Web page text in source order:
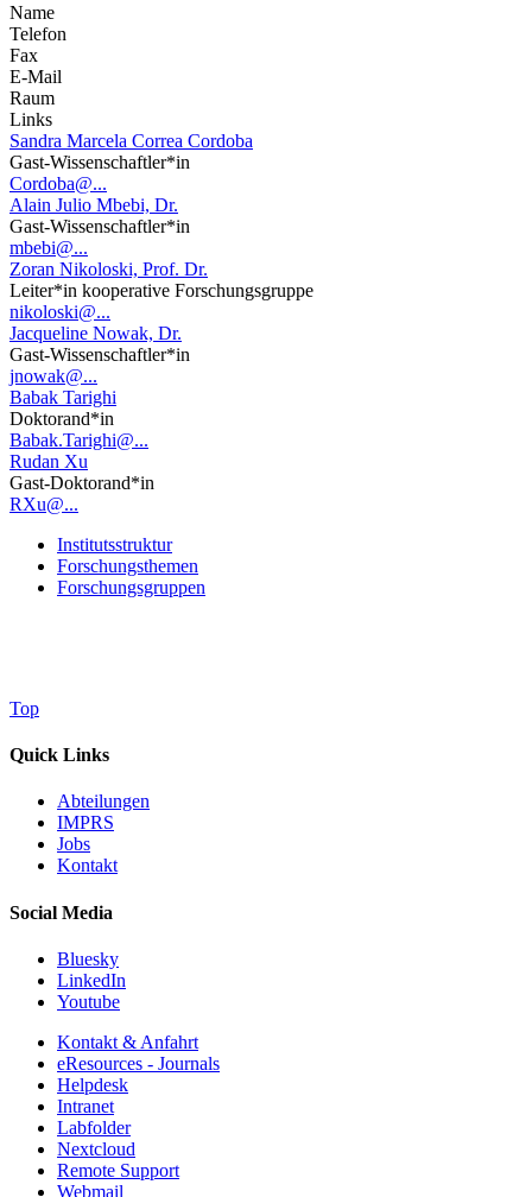
Name
Telefon
Fax
E-Mail
Raum
Links
Sandra Marcela Correa Cordoba
Gast-Wissenschaftler*in
Cordoba@...
Alain Julio Mbebi, Dr.
Gast-Wissenschaftler*in
mbebi@...
Zoran Nikoloski, Prof. Dr.
Leiter*in kooperative Forschungsgruppe
nikoloski@...
Jacqueline Nowak, Dr.
Gast-Wissenschaftler*in
jnowak@...
Babak Tarighi
Doktorand*in
Babak.Tarighi@...
Rudan Xu
Gast-Doktorand*in
RXu@...
Institutsstruktur
Forschungsthemen
Forschungsgruppen
Top
Quick Links
Abteilungen
IMPRS
Jobs
Kontakt
Social Media
Bluesky
LinkedIn
Youtube
Kontakt & Anfahrt
eResources - Journals
Helpdesk
Intranet
Labfolder
Nextcloud
Remote Support
Webmail